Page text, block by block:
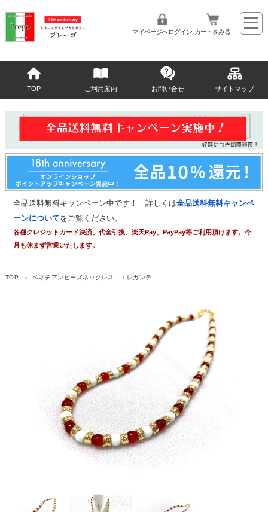
マイページへログイン カートをみる
TOP ご利用案内 お問い合せ サイトマップ
全品送料無料キャンペーン中です！ 詳しくは全品送料無料キャンペ
ーンについてをご覧ください。
各種クレジットカード決済、代金引換、楽天Pay、PayPay等ご利用頂けます。今
月も休まず営業いたします。
TOP ベネチアンビーズネックレス エレガンテ